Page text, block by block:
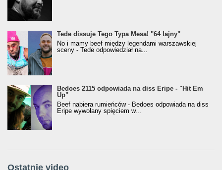
Tede dissuje Tego Typa Mesa! "64 lajny"
No i mamy beef między legendami warszawskiej
sceny - Tede odpowiedział na...
Bedoes 2115 odpowiada na diss Eripe - "Hit Em
Up"
Beef nabiera rumieńców - Bedoes odpowiada na diss
Eripe wywołany spięciem w...
Ostatnie video